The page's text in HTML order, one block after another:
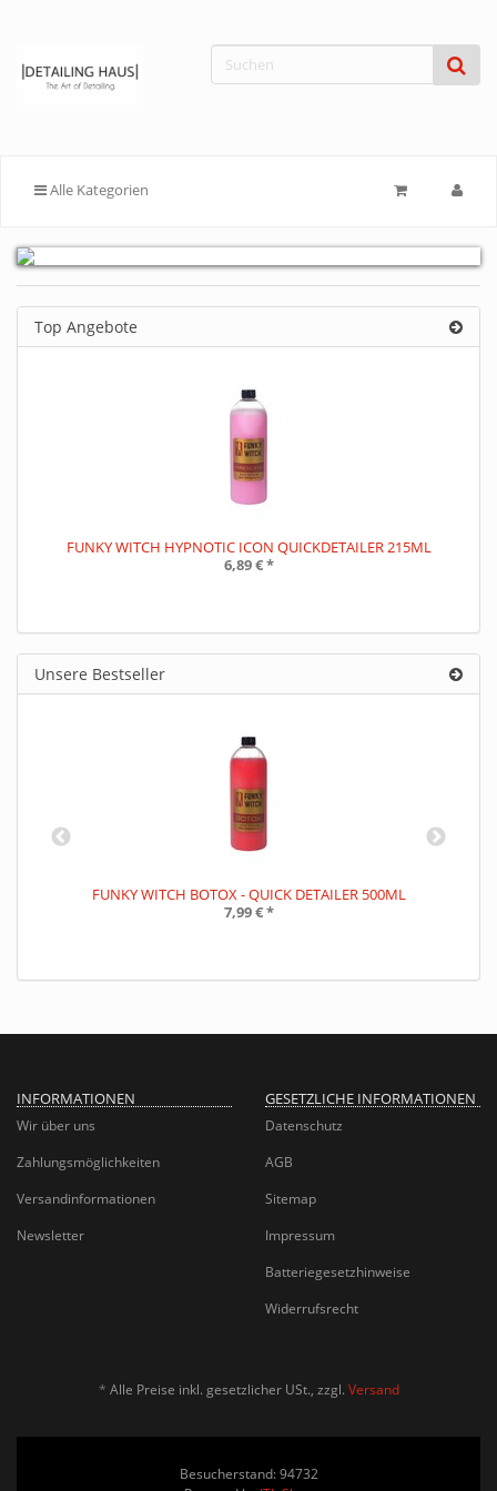
Alle Kategorien
Top Angebote
FUNKY WITCH HYPNOTIC ICON QUICKDETAILER 215ML
6,89 €*
Unsere Bestseller
FUNKY WITCH BOTOX - QUICK DETAILER 500ML
7,99 €*
INFORMATIONEN
Wir über uns
Zahlungsmöglichkeiten
Versandinformationen
Newsletter
GESETZLICHE INFORMATIONEN
Datenschutz
AGB
Sitemap
Impressum
Batteriegesetzhinweise
Widerrufsrecht
* Alle Preise inkl. gesetzlicher USt., zzgl. Versand
Besucherstand: 94732